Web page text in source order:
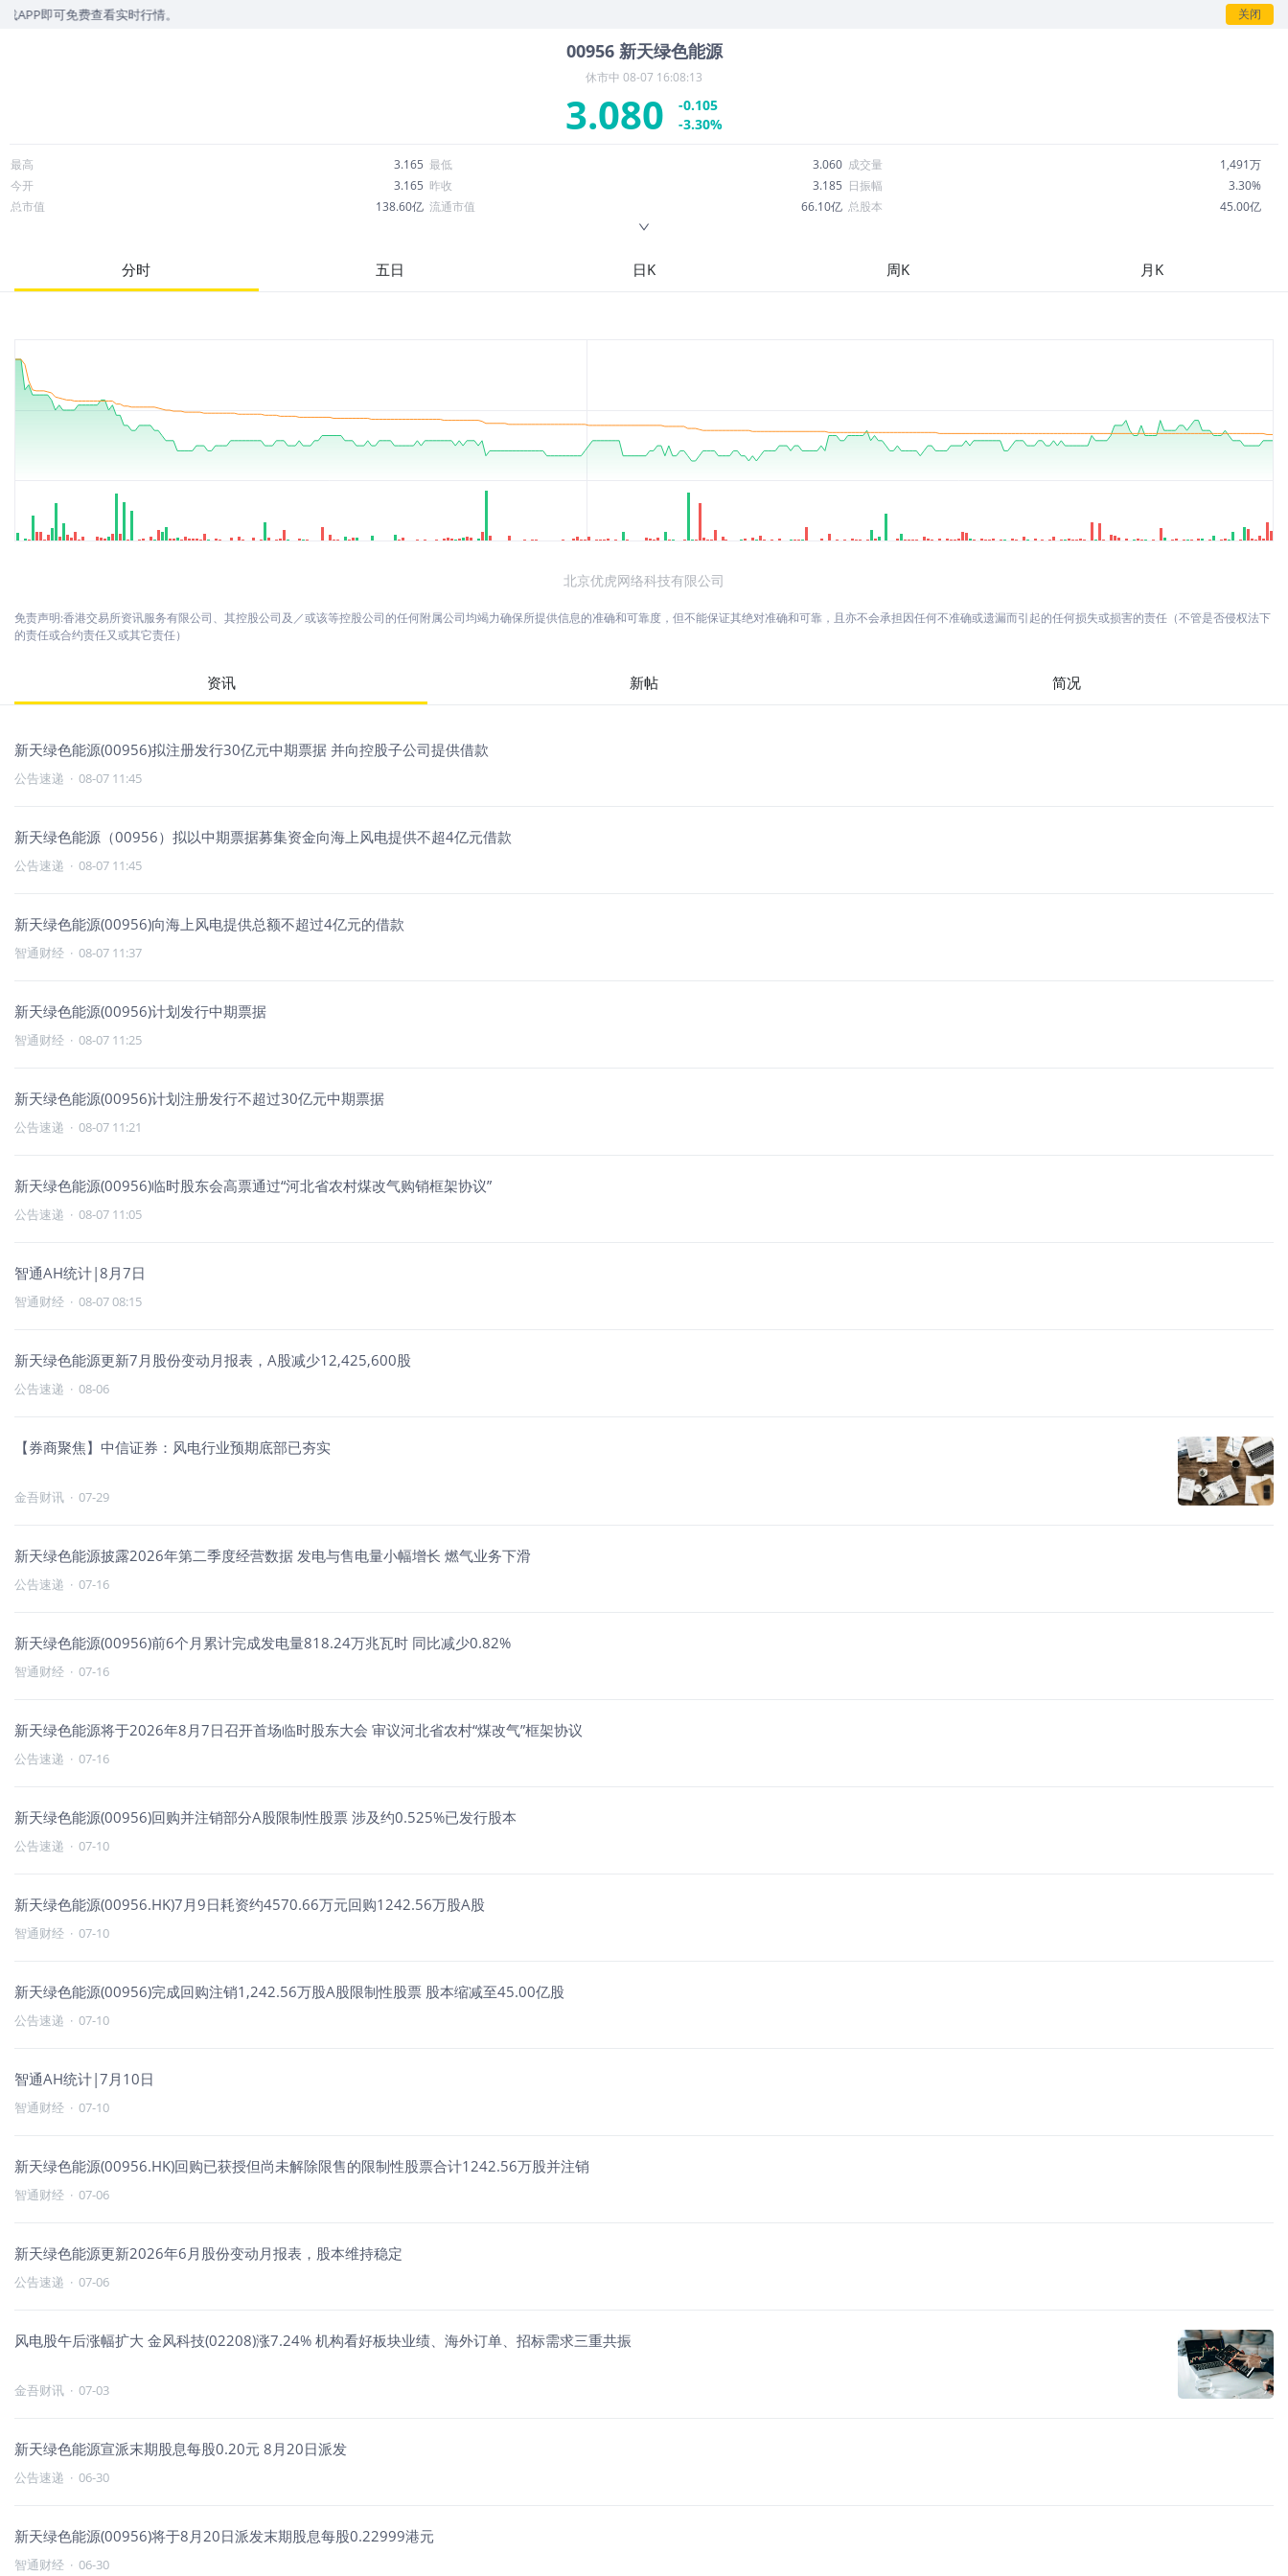
查看实时行情。 关闭
00956 新天绿色能源
休市中 08-07 16:08:13
3.080
-0.105
-3.30%
最高 3.165 最低 3.060 成交量
1,491万
今开
3.165 昨收 3.185 日振幅
3.30%
总市值
138.60亿 流通市值 66.10亿 总股本
45.00亿
4.427
股息
分时 五日 日K 周K 月K
北京优虎网络科技有限公司
免责声明:香港交易所资讯服务有限公司、其控股公司及／或该等控股公司的任何附属公司均竭力确保所提供信息的准确和可靠度，但不能保证其绝对准确和可靠，且亦不会承担因任何不准确或遗漏而引起的任何损失或损害的责任（不管是否侵权法下
的责任或合约责任又或其它责任）
资讯 新帖 简况
新天绿色能源(00956)拟注册发行30亿元中期票据 并向控股子公司提供借款
公告速递 · 08-07 11:45
新天绿色能源（00956）拟以中期票据募集资金向海上风电提供不超4亿元借款
公告速递 · 08-07 11:45
新天绿色能源(00956)向海上风电提供总额不超过4亿元的借款
智通财经 · 08-07 11:37
新天绿色能源(00956)计划发行中期票据
智通财经 · 08-07 11:25
新天绿色能源(00956)计划注册发行不超过30亿元中期票据
公告速递 · 08-07 11:21
新天绿色能源(00956)临时股东会高票通过“河北省农村煤改气购销框架协议”
公告速递 · 08-07 11:05
智通AH统计|8月7日
智通财经 · 08-07 08:15
新天绿色能源更新7月股份变动月报表，A股减少12,425,600股
公告速递 · 08-06
【券商聚焦】中信证券：风电行业预期底部已夯实
金吾财讯 · 07-29
新天绿色能源披露2026年第二季度经营数据 发电与售电量小幅增长 燃气业务下滑
公告速递 · 07-16
新天绿色能源(00956)前6个月累计完成发电量818.24万兆瓦时 同比减少0.82%
智通财经 · 07-16
新天绿色能源将于2026年8月7日召开首场临时股东大会 审议河北省农村“煤改气”框架协议
公告速递 · 07-16
新天绿色能源(00956)回购并注销部分A股限制性股票 涉及约0.525%已发行股本
公告速递 · 07-10
新天绿色能源(00956.HK)7月9日耗资约4570.66万元回购1242.56万股A股
智通财经 · 07-10
新天绿色能源(00956)完成回购注销1,242.56万股A股限制性股票 股本缩减至45.00亿股
公告速递 · 07-10
智通AH统计|7月10日
智通财经 · 07-10
新天绿色能源(00956.HK)回购已获授但尚未解除限售的限制性股票合计1242.56万股并注销
智通财经 · 07-06
新天绿色能源更新2026年6月股份变动月报表，股本维持稳定
公告速递 · 07-06
风电股午后涨幅扩大 金风科技(02208)涨7.24% 机构看好板块业绩、海外订单、招标需求三重共振
金吾财讯 · 07-03
新天绿色能源宣派末期股息每股0.20元 8月20日派发
公告速递 · 06-30
新天绿色能源(00956)将于8月20日派发末期股息每股0.22999港元
智通财经 · 06-30